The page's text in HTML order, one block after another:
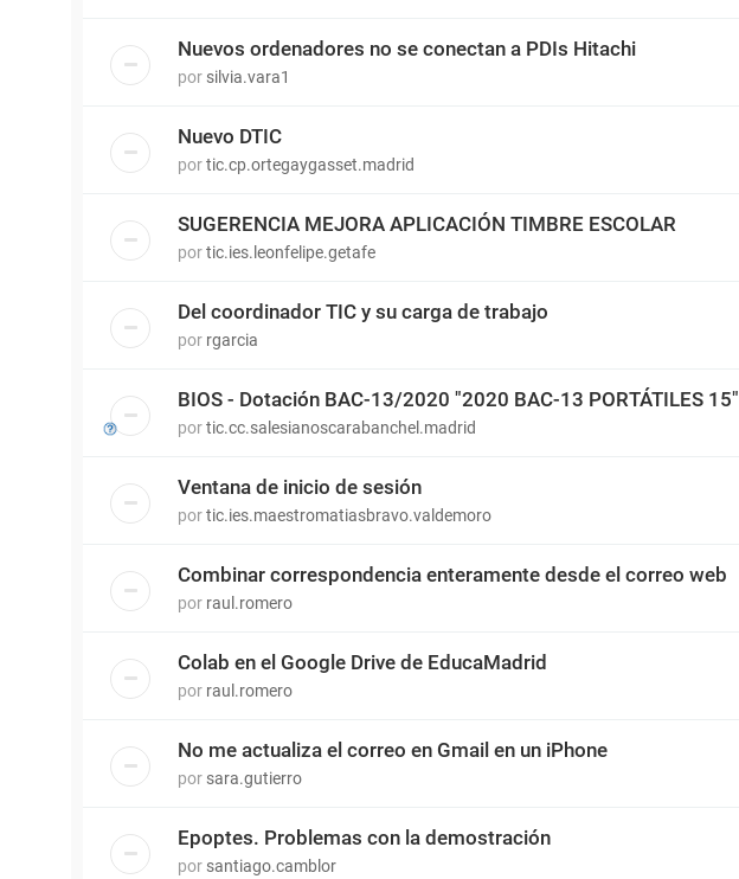
Nuevos ordenadores no se conectan a PDIs Hitachi
por silvia.vara1
Nuevo DTIC
portic.cp.ortegaygasset.madrid
SUGERENCIA MEJORA APLICACIÓN TIMBRE ESCOLAR
portic.ies.leonfelipe.getafe
Del coordinador TIC y su carga de trabajo
por rgarcia
BIOS - Dotación BAC-13/2020 "2020 BAC-13 PORTÁTILES 15"
portic.cc.salesianoscarabanchel.madrid
Ventana de inicio de sesión
portic.ies.maestromatiasbravo.valdemoro
Combinar correspondencia enteramente desde el correo web
por raul.romero
Colab en el Google Drive de EducaMadrid
por raul.romero
No me actualiza el correo en Gmail en un iPhone
por sara.gutierro
Epoptes. Problemas con la demostración
por santiago.camblor